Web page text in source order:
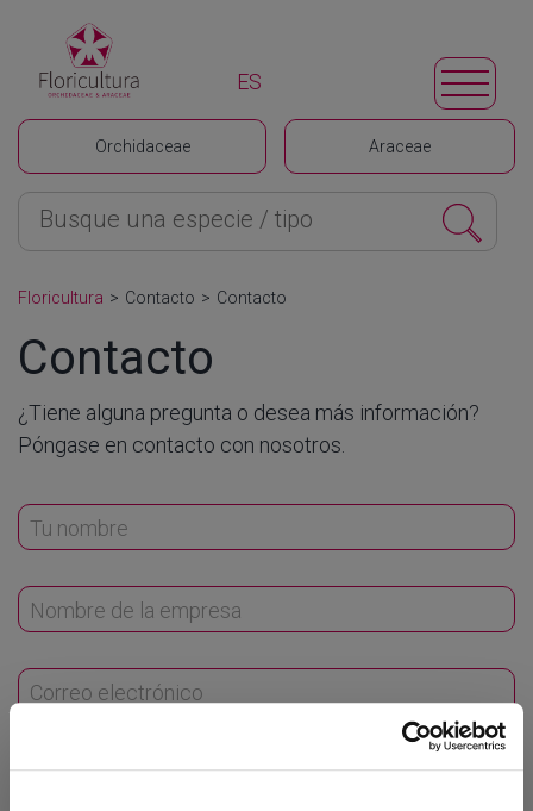
Orchidaceae Araceae
ES
Floricultura > Contacto > Contacto
Contacto
¿Tiene alguna pregunta o desea más información?
Póngase en contacto con nosotros.
Tu nombre
Nombre de la empresa
Correo electrónico
País